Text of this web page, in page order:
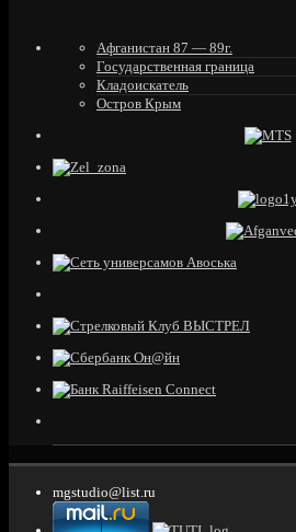
Афганистан 87 — 89г.
Государственная граница
Кладоискатель
Остров Крым
mgstudio@list.ru